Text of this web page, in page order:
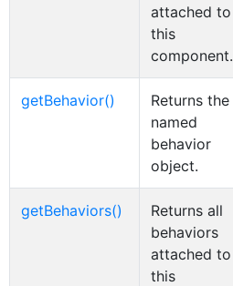
attached to
this
component.
getBehavior()
Returns the
named
behavior
object.
getBehaviors()
Returns all
behaviors
attached to
this